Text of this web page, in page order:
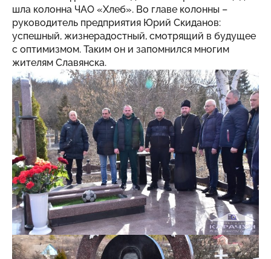
шла колонна ЧАО «Хлеб». Во главе колонны –
руководитель предприятия Юрий Скиданов:
успешный, жизнерадостный, смотрящий в будущее
с оптимизмом. Таким он и запомнился многим
жителям Славянска.